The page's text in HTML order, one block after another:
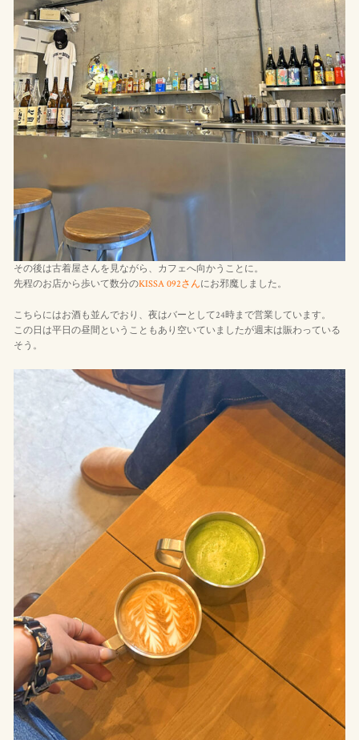
その後は古着屋さんを見ながら、カフェへ向かうことに。
先程のお店から歩いて数分のKISSA 092さんにお邪魔しました。
こちらにはお酒も並んでおり、夜はバーとして24時まで営業しています。
この日は平日の昼間ということもあり空いていましたが週末は賑わっている
そう。